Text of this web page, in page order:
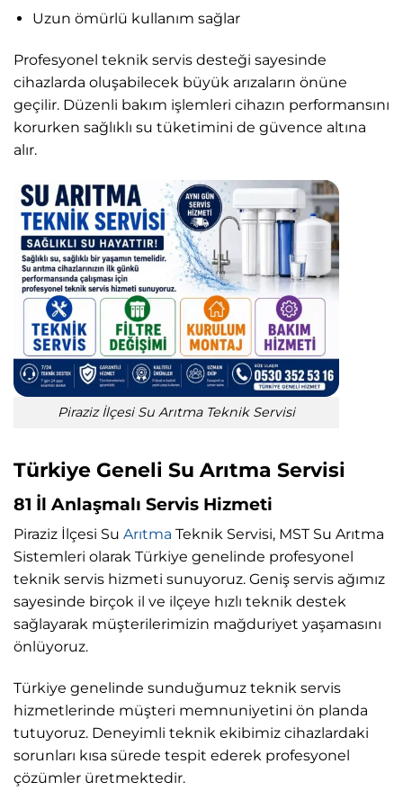
Uzun ömürlü kullanım sağlar
Profesyonel teknik servis desteği sayesinde
cihazlarda oluşabilecek büyük arızaların önüne
geçilir. Düzenli bakım işlemleri cihazın performansını
korurken sağlıklı su tüketimini de güvence altına
alır.
Piraziz İlçesi Su Arıtma Teknik Servisi
Türkiye Geneli Su Arıtma Servisi
81 İl Anlaşmalı Servis Hizmeti
Piraziz İlçesi Su Arıtma Teknik Servisi, MST Su Arıtma
Sistemleri olarak Türkiye genelinde profesyonel
teknik servis hizmeti sunuyoruz. Geniş servis ağımız
sayesinde birçok il ve ilçeye hızlı teknik destek
sağlayarak müşterilerimizin mağduriyet yaşamasını
önlüyoruz.
Türkiye genelinde sunduğumuz teknik servis
hizmetlerinde müşteri memnuniyetini ön planda
tutuyoruz. Deneyimli teknik ekibimiz cihazlardaki
sorunları kısa sürede tespit ederek profesyonel
çözümler üretmektedir.